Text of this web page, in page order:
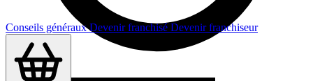
Conseils générauxDevenir franchisé Devenir franchiseur
Durée : 1 min